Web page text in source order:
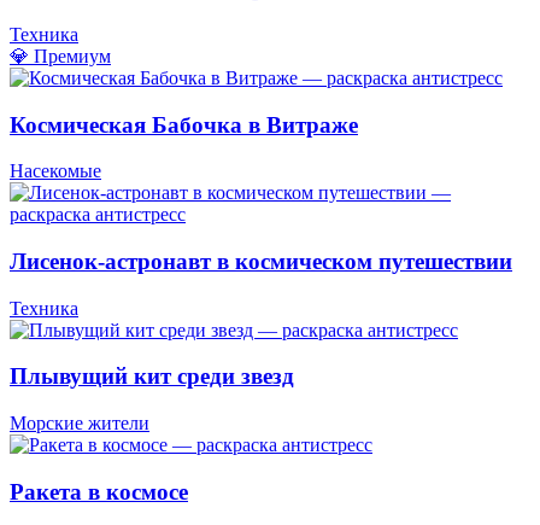
Техника
💎 Премиум
Космическая Бабочка в Витраже
Насекомые
Лисенок-астронавт в космическом путешествии
Техника
Плывущий кит среди звезд
Морские жители
Ракета в космосе